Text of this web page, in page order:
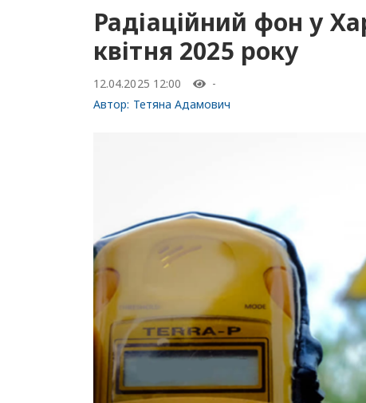
Радіаційний фон у
квітня 2025 року
12.04.2025 12:00
-
Автор: Тетяна Адамович